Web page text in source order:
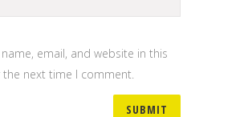
name, email, and website in this
next time I comment.